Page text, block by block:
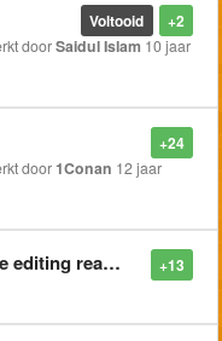
+2
Voltooid
doorSaidul Islam 10 jaar
+24
door 1Conan 12 jaar
+13
real estate